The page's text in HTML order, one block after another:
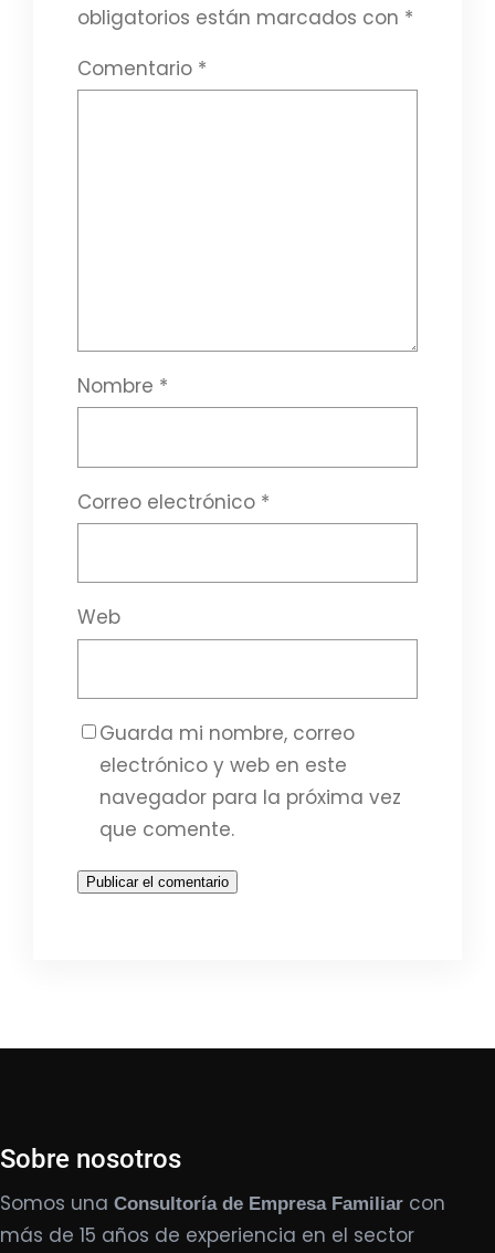
obligatorios están marcados con *
Comentario *
Nombre *
Correo electrónico *
Web
Guarda mi nombre, correo
electrónico y web en este
navegador para la próxima vez
que comente.
Sobre nosotros
Somos una Consultoría de Empresa Familiar con
más de 15 años de experiencia en el sector